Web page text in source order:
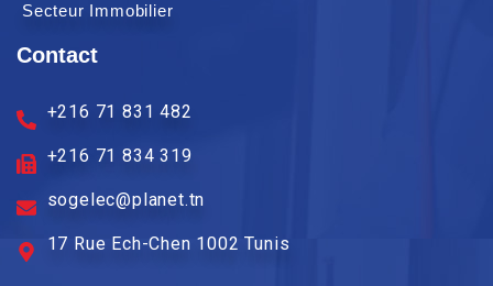
Secteur Immobilier
Contact
+216 71 831 482
+216 71 834 319
sogelec@planet.tn
17 Rue Ech-Chen 1002 Tunis